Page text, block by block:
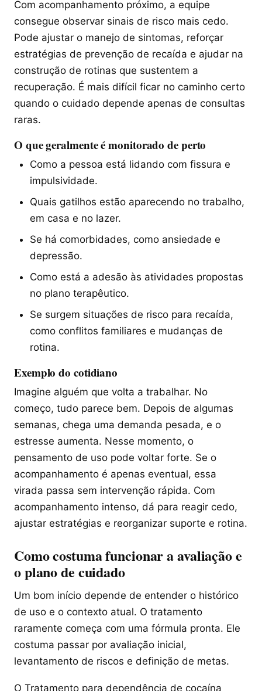
Com acompanhamento próximo, a equipe
consegue observar sinais de risco mais cedo.
Pode ajustar o manejo de sintomas, reforçar
estratégias de prevenção de recaída e ajudar na
construção de rotinas que sustentem a
recuperação. É mais difícil ficar no caminho certo
quando o cuidado depende apenas de consultas
raras.
O que geralmente é monitorado de perto
Como a pessoa está lidando com fissura e
impulsividade.
Quais gatilhos estão aparecendo no trabalho,
em casa e no lazer.
Se há comorbidades, como ansiedade e
depressão.
Como está a adesão às atividades propostas
no plano terapêutico.
Se surgem situações de risco para recaída,
como conflitos familiares e mudanças de
rotina.
Exemplo do cotidiano
Imagine alguém que volta a trabalhar. No
começo, tudo parece bem. Depois de algumas
semanas, chega uma demanda pesada, e o
estresse aumenta. Nesse momento, o
pensamento de uso pode voltar forte. Se o
acompanhamento é apenas eventual, essa
virada passa sem intervenção rápida. Com
acompanhamento intenso, dá para reagir cedo,
ajustar estratégias e reorganizar suporte e rotina.
Como costuma funcionar a avaliação e
o plano de cuidado
Um bom início depende de entender o histórico
de uso e o contexto atual. O tratamento
raramente começa com uma fórmula pronta. Ele
costuma passar por avaliação inicial,
levantamento de riscos e definição de metas.
O Tratamento para dependência de cocaína